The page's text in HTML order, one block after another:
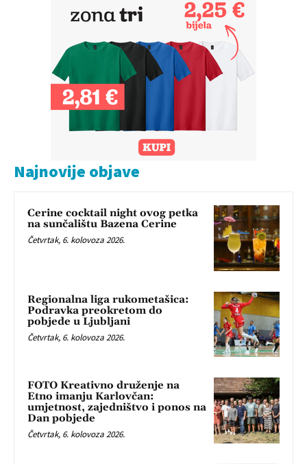
Najnovije objave
Cerine cocktail night ovog petka
na sunčalištu Bazena Cerine
Četvrtak, 6. kolovoza 2026.
Regionalna liga rukometašica:
Podravka preokretom do
pobjede u Ljubljani
Četvrtak, 6. kolovoza 2026.
FOTO Kreativno druženje na
Etno imanju Karlovčan:
umjetnost, zajedništvo i ponos na
Dan pobjede
Četvrtak, 6. kolovoza 2026.